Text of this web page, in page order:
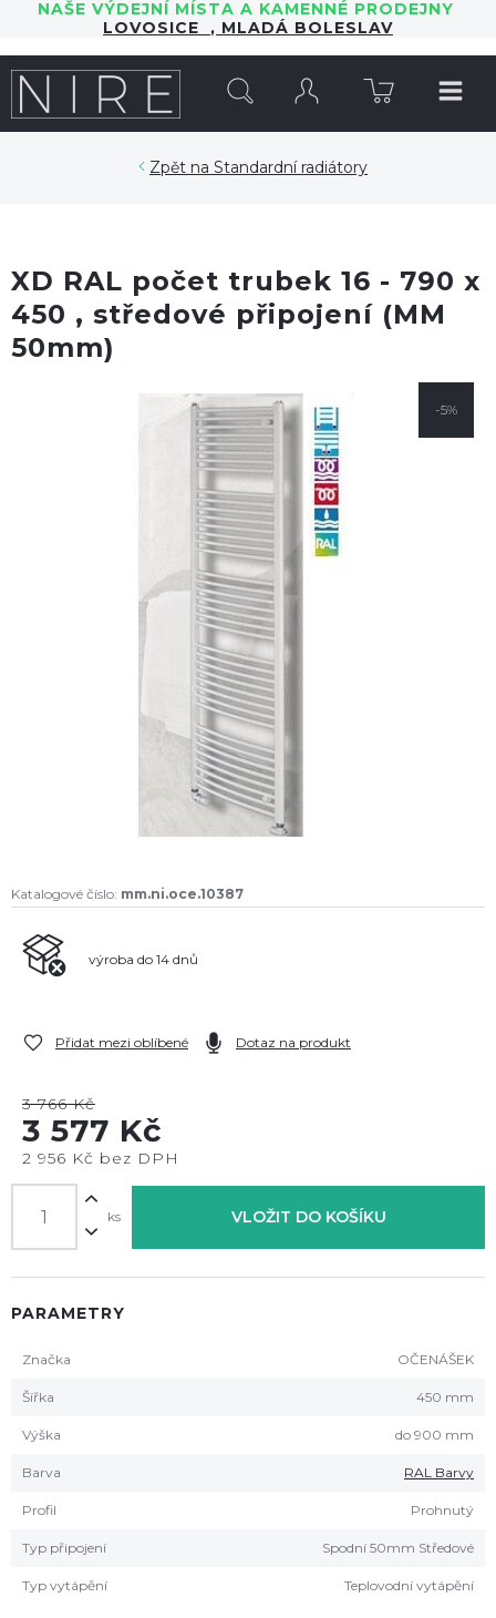
NAŠE VÝDEJNÍ MÍSTA A KAMENNÉ PRODEJNY
LOVOSICE , MLADÁ BOLESLAV
Standardní radiátory
XD RAL počet trubek 16 - 790 x
450 , středové připojení (MM
50mm)
-5%
Katalogové číslo: mm.ni.oce.10387
výroba do 14 dnů
Přidat mezi oblíbené Dotaz na produkt
3 766 Kč
3 577 Kč
2 956 Kč bez DPH
ks VLOŽIT DO KOŠÍKU
PARAMETRY
Značka OČENÁŠEK
Šířka 450 mm
Výška do 900 mm
Barva RAL Barvy
Profil Prohnutý
Typ připojení Spodní 50mm Středové
Typ vytápění Teplovodní vytápění